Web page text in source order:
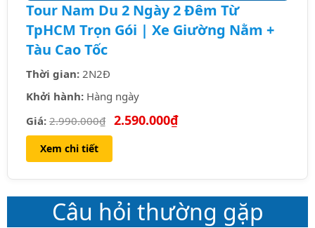
Tour Nam Du 2 Ngày 2 Đêm Từ
TpHCM Trọn Gói | Xe Giường Nằm +
Tàu Cao Tốc
Thời gian: 2N2Đ
Khởi hành: Hàng ngày
Giá: 2.990.000₫ 2.590.000₫
Xem chi tiết
Câu hỏi thường gặp